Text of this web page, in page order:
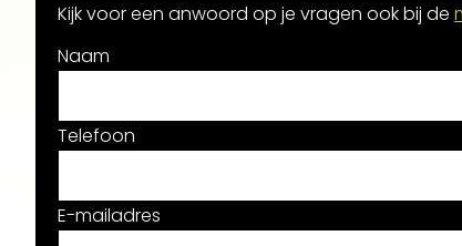
Kijk voor een anwoord op je vragen ook bij de
Naam
Telefoon
E-mailadres